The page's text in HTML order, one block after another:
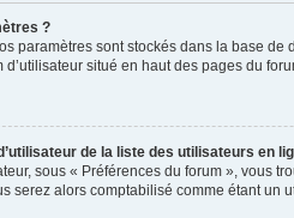
?
paramètres sont stockés dans la base
situé en haut des pages du
de la liste des utilisateurs en
sous « Préférences du forum », vous
serez alors comptabilisé comme étant un